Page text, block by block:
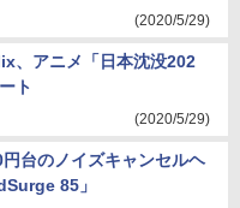
(2020/5/29)
、アニメ「日本沈没202
ト
(2020/5/29)
台のノイズキャンセルヘ
85」